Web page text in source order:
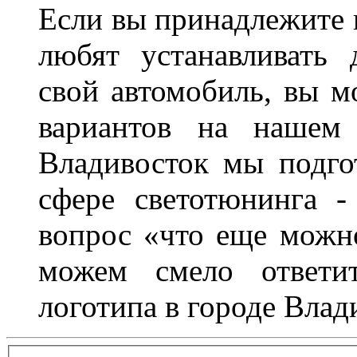
Если вы принадлежите
любят устанавливать
свой автомобиль, вы
вариантов на
Владивосток мы
сфере светотюнинга
вопрос «что еще
можем смело
логотипа в городе